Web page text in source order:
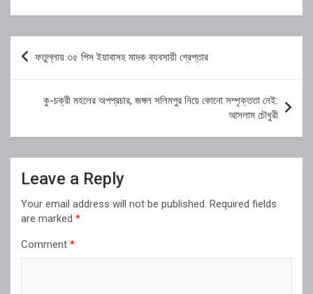
Post
navigation
ফতুল্লায় ৩৫ পিস ইয়াবাসহ মাদক ব্যবসায়ী গ্রেপ্তার
কু-চক্রী মহলের অপপ্রচার, জঙ্গল সলিমপুর নিয়ে কোনো সম্পৃক্ততা নেই:
আসলাম চৌধুরী
Leave a Reply
Your email address will not be published. Required fields
are marked *
Comment *